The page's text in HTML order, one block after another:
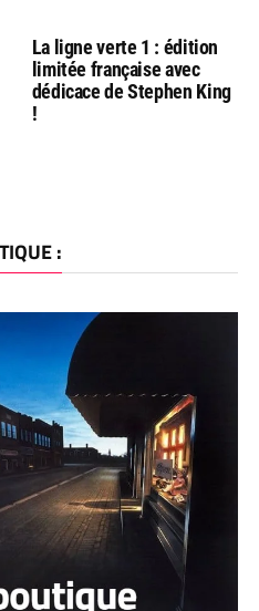
La ligne verte 1 : édition
limitée française avec
dédicace de Stephen King
!
: